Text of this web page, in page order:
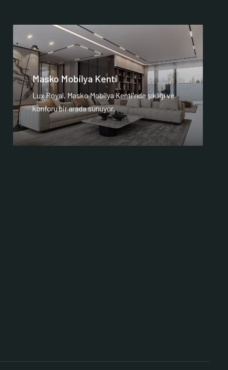
Masko Mobilya Kenti
Lux Royal, Masko Mobilya Kenti'nde şıklığı ve
konforu bir arada sunuyor.